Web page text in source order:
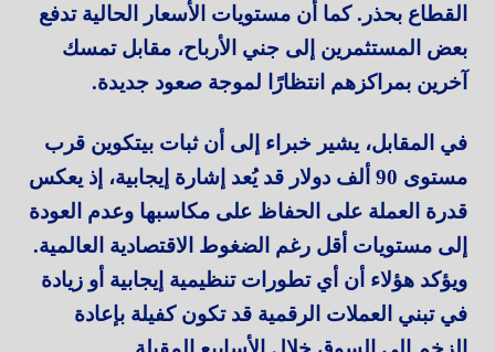
القطاع بحذر. كما أن مستويات الأسعار الحالية تدفع
بعض المستثمرين إلى جني الأرباح، مقابل تمسك
آخرين بمراكزهم انتظارًا لموجة صعود جديدة.
في المقابل، يشير خبراء إلى أن ثبات بيتكوين قرب
مستوى 90 ألف دولار قد يُعد إشارة إيجابية، إذ يعكس
قدرة العملة على الحفاظ على مكاسبها وعدم العودة
إلى مستويات أقل رغم الضغوط الاقتصادية العالمية.
ويؤكد هؤلاء أن أي تطورات تنظيمية إيجابية أو زيادة
في تبني العملات الرقمية قد تكون كفيلة بإعادة